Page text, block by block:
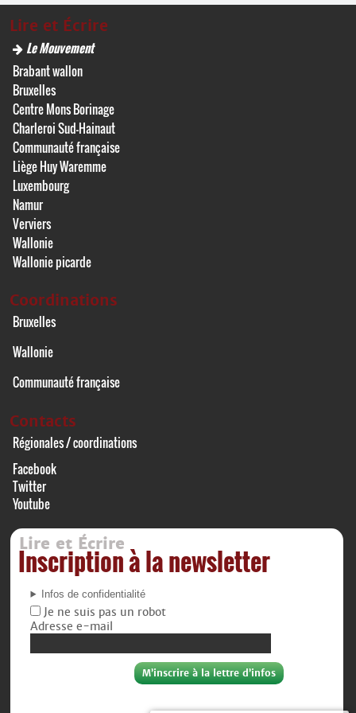
Lire et Écrire
Le Mouvement
Brabant wallon
Bruxelles
Centre Mons Borinage
Charleroi Sud-Hainaut
Communauté française
Liège Huy Waremme
Luxembourg
Namur
Verviers
Wallonie
Wallonie picarde
Coordinations
Bruxelles
Wallonie
Communauté française
Contacts
Régionales / coordinations
Facebook
Twitter
Youtube
Lire et Écrire
Inscription à la newsletter
Infos de confidentialité
Je ne suis pas un robot
Adresse e-mail